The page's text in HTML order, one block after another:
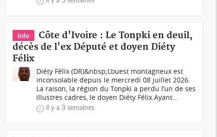
Info
Côte d'Ivoire : Le Tonpki en deuil,
décès de l'ex Député et doyen Diéty
Félix
Diéty Félix (DR)&nbsp;L’ouest montagneux est
inconsolable depuis le mercredi 08 juillet 2026.
La raison, la région du Tonpki a perdu l’un de ses
illustres cadres, le doyen Diéty Félix.Ayant...
il y a 3 semaines